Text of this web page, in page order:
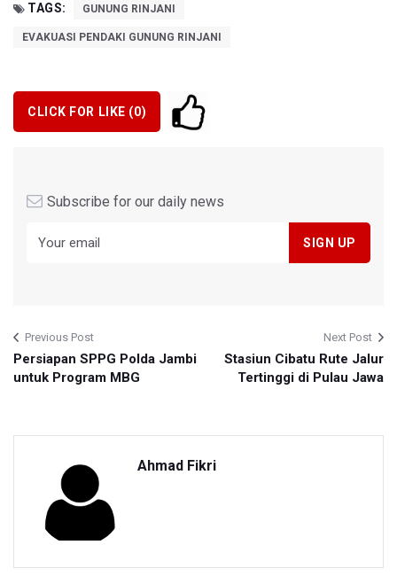
TAGS: GUNUNG RINJANI
EVAKUASI PENDAKI GUNUNG RINJANI
CLICK FOR LIKE (0)
Subscribe for our daily news
Previous Post
Persiapan SPPG Polda Jambi
untuk Program MBG
Next Post
Stasiun Cibatu Rute Jalur
Tertinggi di Pulau Jawa
Ahmad Fikri